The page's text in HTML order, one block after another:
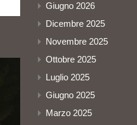
Giugno 2026
Dicembre 2025
Novembre 2025
Ottobre 2025
Luglio 2025
Giugno 2025
Marzo 2025